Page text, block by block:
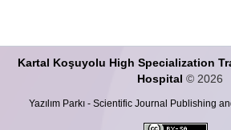
Kartal Koşuyolu High Specialization
Hospital © 2026
Yazılım Parkı - Scientific Journal Publishing